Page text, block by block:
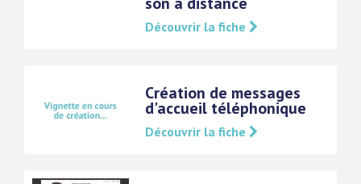
Découvrir la fiche
Création de messages
d'accueil téléphonique
Découvrir la fiche